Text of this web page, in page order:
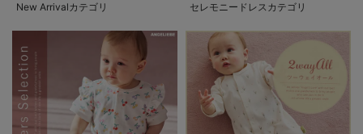
New Arrivalカテゴリ セレモニードレスカテゴリ